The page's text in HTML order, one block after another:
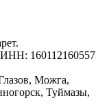
160112160557
Можга,
Туймазы,